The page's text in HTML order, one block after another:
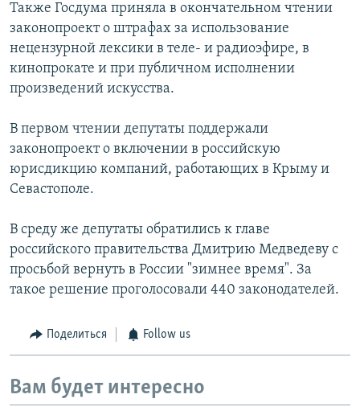
Также Госдума приняла в окончательном чтении
законопроект о штрафах за использование
нецензурной лексики в теле- и радиоэфире, в
кинопрокате и при публичном исполнении
произведений искусства.
В первом чтении депутаты поддержали
законопроект о включении в российскую
юрисдикцию компаний, работающих в Крыму и
Севастополе.
В среду же депутаты обратились к главе
российского правительства Дмитрию Медведеву с
просьбой вернуть в России "зимнее время". За
такое решение проголосовали 440 законодателей.
Поделиться Follow us
Вам будет интересно